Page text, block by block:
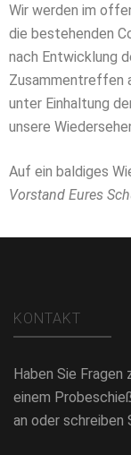
Wir werden im
die bestehenden
nach Entwicklung
Zusammentreffen
unter Einhaltung
unsere
Auf ein baldiges
Vorstand Eures
KONTAKT
Haben Sie Fragen
einem
an oder schreiben